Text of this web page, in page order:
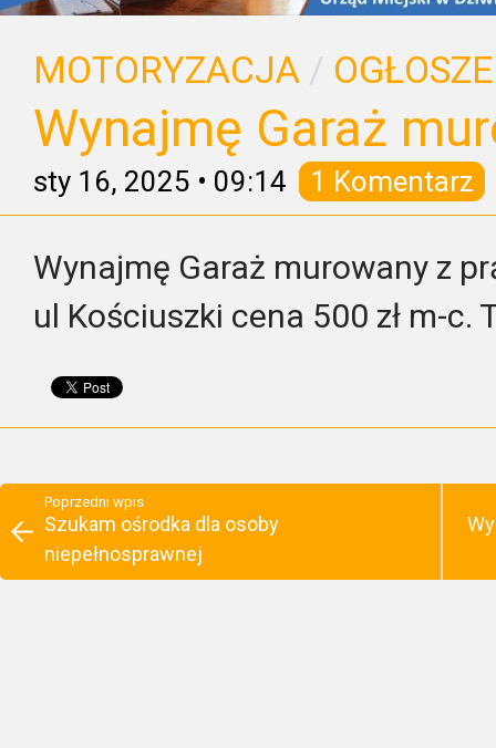
MOTORYZACJA /
Wynajmę Garaż
sty 16, 2025 • 09:14 1 Komentarz
Wynajmę Garaż murowany z
ul Kościuszki cena 500 zł m-c.
Poprzedni wpis
Szukam ośrodka dla osoby
niepełnosprawnej